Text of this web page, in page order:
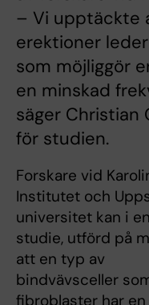
– Vi upptäckte
erektioner
som möjliggör
en minskad
säger Christian
för studien.
Forskare vid
Institutet och
universitet kan i
studie, utförd på
att en typ av
bindvävsceller
fibroblaster har